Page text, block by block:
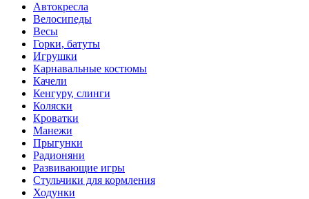
Автокресла
Велосипеды
Весы
Горки, батуты
Игрушки
Карнавальные костюмы
Качели
Кенгуру, слинги
Коляски
Кроватки
Манежи
Прыгунки
Радионяни
Развивающие игры
Стульчики для кормления
Ходунки